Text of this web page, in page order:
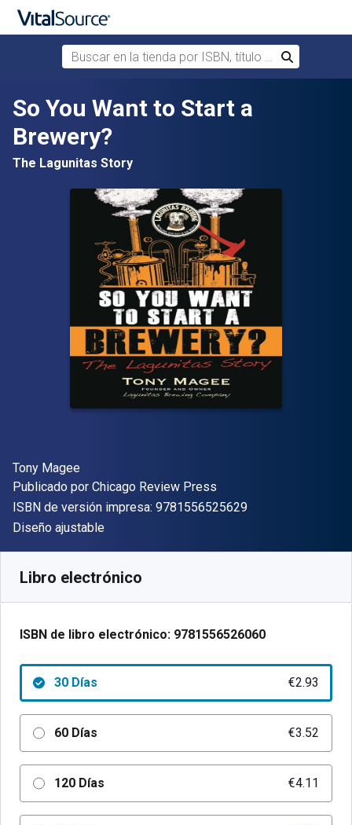
Buscar en la tienda por ISBN, título o autor
Buscar
So You Want to Start a
Brewery?
The Lagunitas Story
Autor(es)
Tony Magee
Editorial
Publicado por Chicago Review Press
ISBN de versión impresa: 9781556525629"ISBN-13
Formato
Diseño ajustable
Libro electrónico
ISBN de libro electrónico: 9781556526060
30 Días €2.93
60 Días €3.52
120 Días €4.11